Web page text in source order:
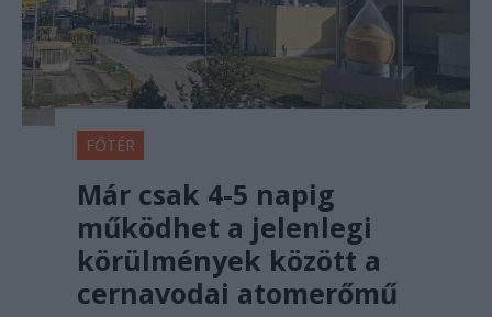
FŐTÉR
Már csak 4-5 napig
működhet a jelenlegi
körülmények között a
cernavodai atomerőmű